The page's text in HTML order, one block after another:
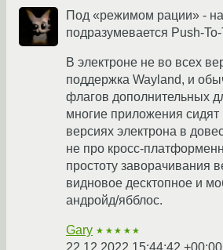
Под «режимом рации» -
подразумевается Push-To-
В электроне не во всех
поддержка Wayland, и
флагов дополнительных
многие приложения сидят
версиях электрона в
не про кросс-
простоту заворачивания
видновое десктопное и
андройд/ябблос.
Gary ★★★★★